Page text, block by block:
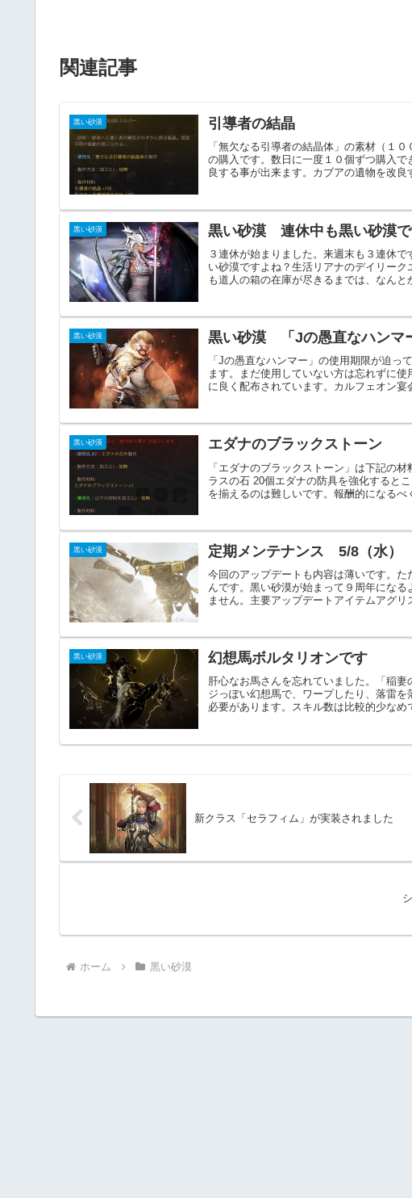
関連記事
黒い砂漠 引導者の結晶
「無欠なる引導者の結晶体」の素材（１
の購入です。数日に一度１０個ずつ購入
良する事が出来ます。カブアの遺物を改良
黒い砂漠 黒い砂漠 連休中も黒い砂漠
３連休が始まりました。来週末も３連休
い砂漠ですよね？生活リアナのデイリー
も道人の箱の在庫が尽きるまでは、なんと
黒い砂漠 黒い砂漠 「Jの愚直なハンマ
「Jの愚直なハンマー」の使用期限が迫っ
ます。まだ使用していない方は忘れずに
に良く配布されています。カルフェオン宴
黒い砂漠 エダナのブラックストーン
「エダナのブラックストーン」は下記の
ラスの石 20個エダナの防具を強化すると
を揃えるのは難しいです。報酬的になるべ
黒い砂漠 定期メンテナンス 5/8（水）
今回のアップデートも内容は薄いです。
んです。黒い砂漠が始まって９周年にな
ません。主要アップデートアイテムアグリ
黒い砂漠 幻想馬ボルタリオンです
肝心なお馬さんを忘れていました。「稲
ジっぽい幻想馬で、ワープしたり、落雷
必要があります。スキル数は比較的少なめ
新クラス「セラフィム」が実装されました
ホーム 黒い砂漠